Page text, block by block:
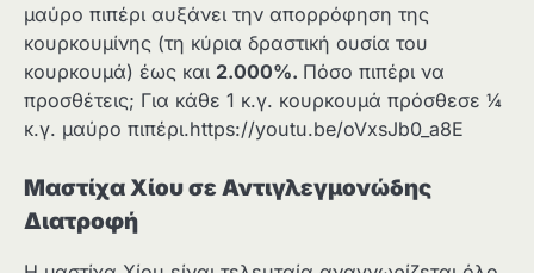
μαύρο πιπέρι αυξάνει την απορρόφηση της
κουρκουμίνης (τη κύρια δραστική ουσία του
κουρκουμά) έως και 2.000%. Πόσο πιπέρι να
προσθέτεις; Για κάθε 1 κ.γ. κουρκουμά πρόσθεσε ¼
κ.γ. μαύρο πιπέρι.https://youtu.be/oVxsJb0_a8E
Μαστίχα Χίου σε Αντιγλεγμονώδης
Διατροφή